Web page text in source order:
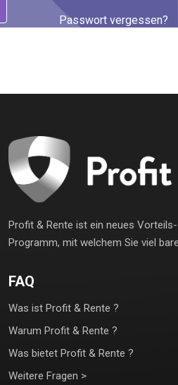
Passwort vergessen?
Profit & Rente ist ein neues
Programm, mit welchem Sie viel
FAQ
Was ist Profit & Rente ?
Warum Profit & Rente ?
Was bietet Profit & Rente ?
Weitere Fragen >